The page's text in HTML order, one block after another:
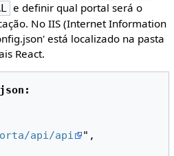
e definir qual portal será o
No IIS (Internet Information
está localizado na pasta
React.
api/api
",